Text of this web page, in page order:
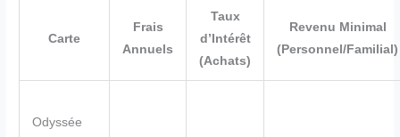
Carte
Frais
Annuels
Taux
d’Intérêt
(Achats)
Revenu Minimal
(Personnel/Familial)
Odyssée